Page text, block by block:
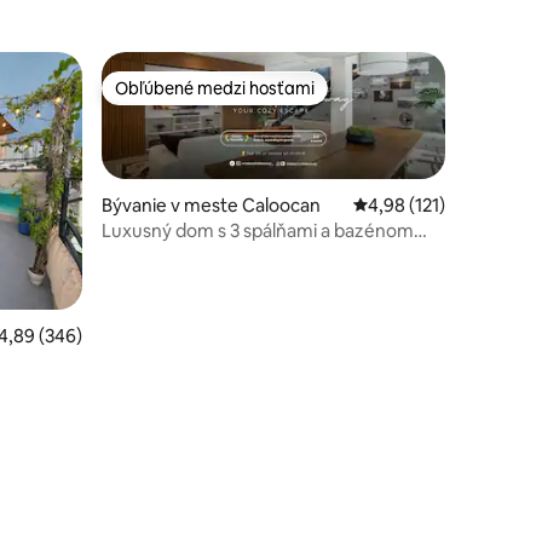
150
ohodnotenie 4,89 z 5, počet hodnotení: 346
(346)
Obľúbené medzi hosťami
Obľúbené medzi hosťami
Bývanie v meste Caloocan Priemerné
4,98 (121)
Luxusný dom s 3 spálňami a bazénom